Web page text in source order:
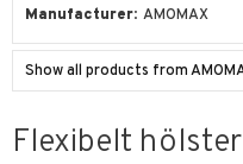
Manufacturer AMOMAX
Show all products from
Flexibelt